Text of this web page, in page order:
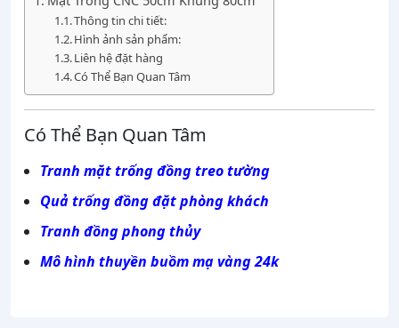
Thông tin chi tiết:
Hình ảnh sản phẩm:
Liên hệ đặt hàng
Có Thể Bạn Quan Tâm
Có Thể Bạn Quan Tâm
Tranh mặt trống đồng treo tường
Quả trống đồng đặt phòng khách
Tranh đồng phong thủy
Mô hình thuyền buồm mạ vàng 24k